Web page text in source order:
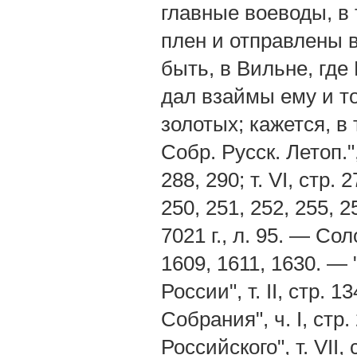
главные воеводы,
плен и отправлены
быть, в Вильне, где
дал взаймы ему и
золотых; кажется,
Собр. Русск.
288, 290; т. VI, стр.
250, 251, 252, 255,
7021 г., л. 95. —
1609, 1611, 1630. —
России", т. II, стр.
Собрания", ч. І,
Российского", т.